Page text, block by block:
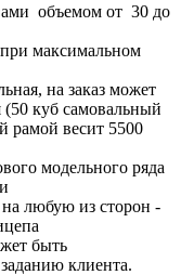
объемом от 30 до
максимальном
на заказ может
куб самовальный
рамой весит 5500
модельного ряда
любую из сторон -
быть
клиента.